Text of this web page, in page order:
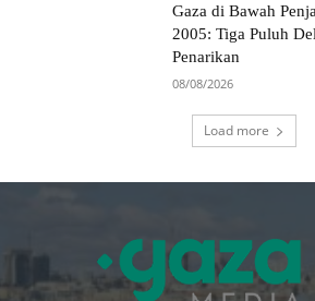
Gaza di Bawah
2005: Tiga Puluh
Penarikan
08/08/2026
Load more